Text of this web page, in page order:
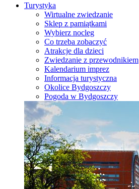
Turystyka
Wirtualne zwiedzanie
Sklep z pamiątkami
Wybierz nocleg
Co trzeba zobaczyć
Atrakcje dla dzieci
Zwiedzanie z przewodnikiem
Kalendarium imprez
Informacja turystyczna
Okolice Bydgoszczy
Pogoda w Bydgoszczy